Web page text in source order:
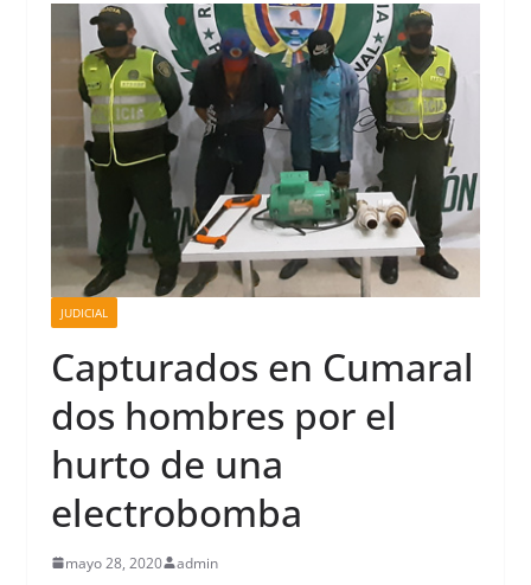
JUDICIAL
Capturados en Cumaral
dos hombres por el
hurto de una
electrobomba
mayo 28, 2020 admin